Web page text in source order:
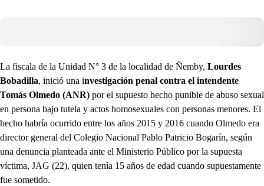
La fiscala de la Unidad N° 3 de la localidad de Ñemby, Lourdes
Bobadilla, inició una investigación penal contra el intendente
Tomás Olmedo (ANR) por el supuesto hecho punible de abuso sexual
en persona bajo tutela y actos homosexuales con personas menores. El
hecho habría ocurrido entre los años 2015 y 2016 cuando Olmedo era
director general del Colegio Nacional Pablo Patricio Bogarín, según
una denuncia planteada ante el Ministerio Público por la supuesta
víctima, JAG (22), quien tenía 15 años de edad cuando supuestamente
fue sometido.